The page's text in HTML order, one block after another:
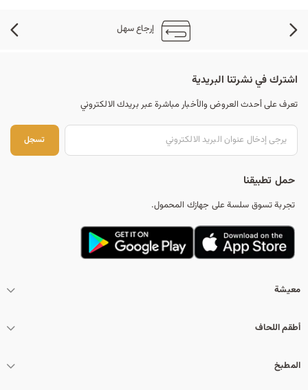
إرجاع سهل
اشترك في نشرتنا البريدية
تعرف على أحدث العروض والأخبار مباشرة عبر بريدك الالكتروني
تسجل
حمل تطبيقنا
تجربة تسوق سلسة على جهازك المحمول.
معيشة
أطقم اللحاف
المطبخ